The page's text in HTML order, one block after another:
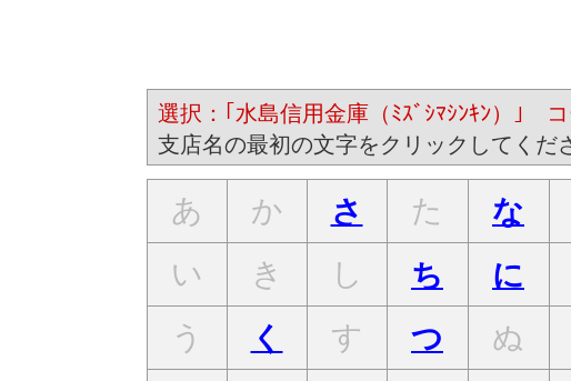
選択：｢水島信用金庫（ﾐｽﾞｼﾏｼﾝｷﾝ）｣ コ
支店名の最初の文字をクリックしてくだ
あ か さ た な
い
き し ち に
う
く す つ ぬ